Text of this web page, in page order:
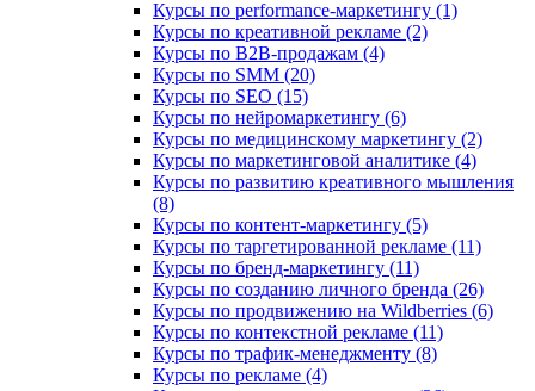
Курсы по performance-маркетингу (1)
Курсы по креативной рекламе (2)
Курсы по B2B-продажам (4)
Курсы по SMM (20)
Курсы по SEO (15)
Курсы по нейромаркетингу (6)
Курсы по медицинскому маркетингу (2)
Курсы по маркетинговой аналитике (4)
Курсы по развитию креативного мышления
(8)
Курсы по контент-маркетингу (5)
Курсы по таргетированной рекламе (11)
Курсы по бренд-маркетингу (11)
Курсы по созданию личного бренда (26)
Курсы по продвижению на Wildberries (6)
Курсы по контекстной рекламе (11)
Курсы по трафик-менеджменту (8)
Курсы по рекламе (4)